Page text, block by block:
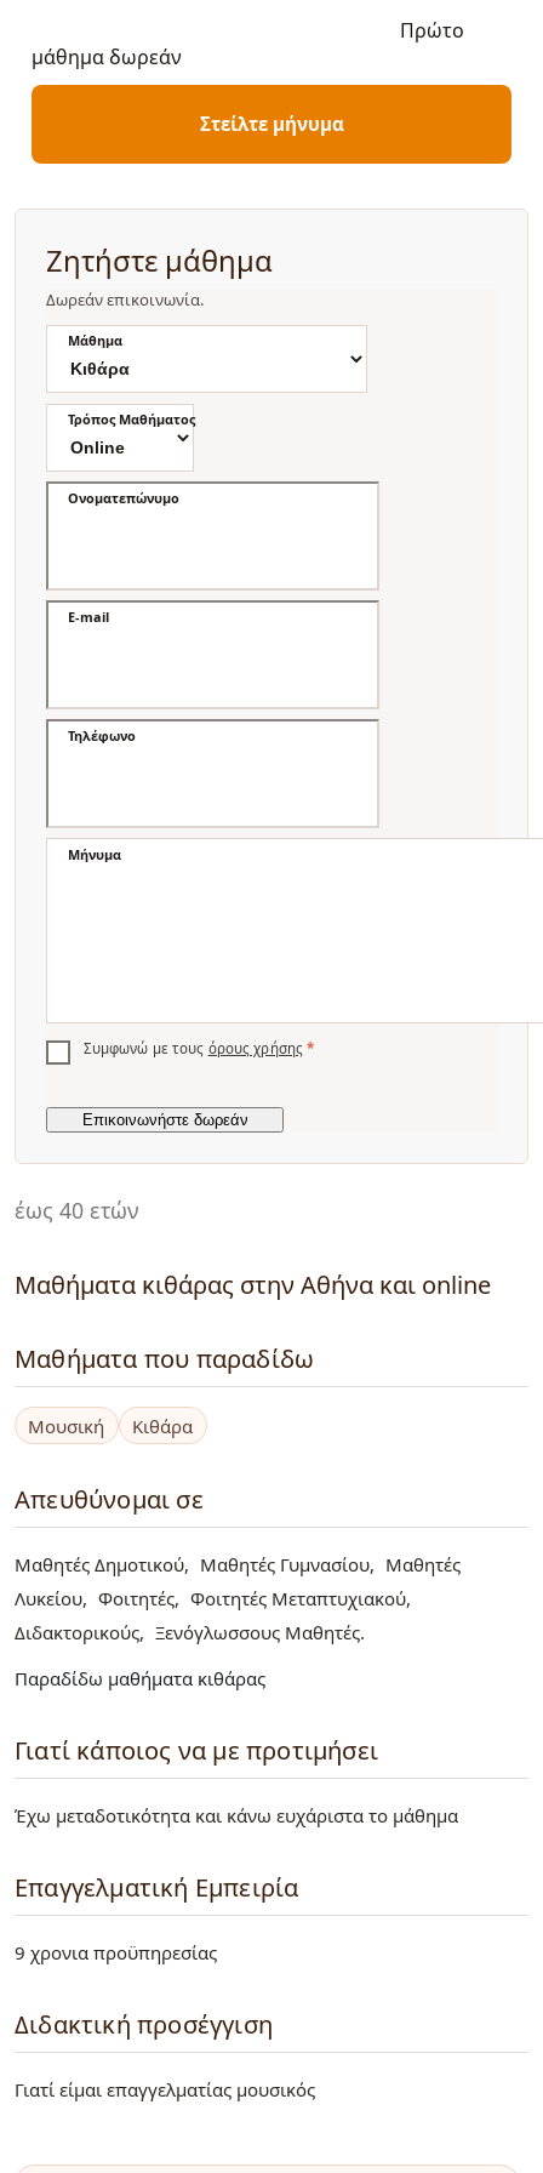
έως 40 ετών
Μαθήματα κιθάρας στην Αθήνα και online
Μαθήματα που παραδίδω
Μουσική Κιθάρα
Απευθύνομαι σε
Μαθητές Δημοτικού Μαθητές Γυμνασίου
Μαθητές
Λυκείου
Φοιτητές
Φοιτητές Μεταπτυχιακού
Διδακτορικούς
Ξενόγλωσσους Μαθητές
Παραδίδω μαθήματα κιθάρας
Γιατί κάποιος να με προτιμήσει
Έχω μεταδοτικότητα και κάνω ευχάριστα το μάθημα
Επαγγελματική Εμπειρία
9 χρονια προϋπηρεσίας
Διδακτική προσέγγιση
Γιατί είμαι επαγγελματίας μουσικός
Πρώτο
μάθημα δωρεάν
Στείλτε μήνυμα
Ζητήστε μάθημα
Δωρεάν επικοινωνία.
Μάθημα
Τρόπος Μαθήματος
Ονοματεπώνυμο
E-mail
Τηλέφωνο
Μήνυμα
Συμφωνώ με τους όρους χρήσης *